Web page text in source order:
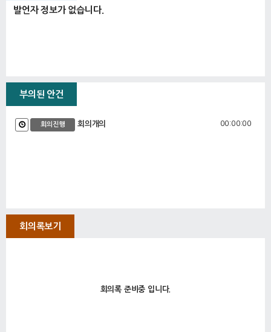
발언자 정보가 없습니다.
부의된 안건
회의진행 회의개의 00:00:00
회의록보기
회의록 준비중 입니다.